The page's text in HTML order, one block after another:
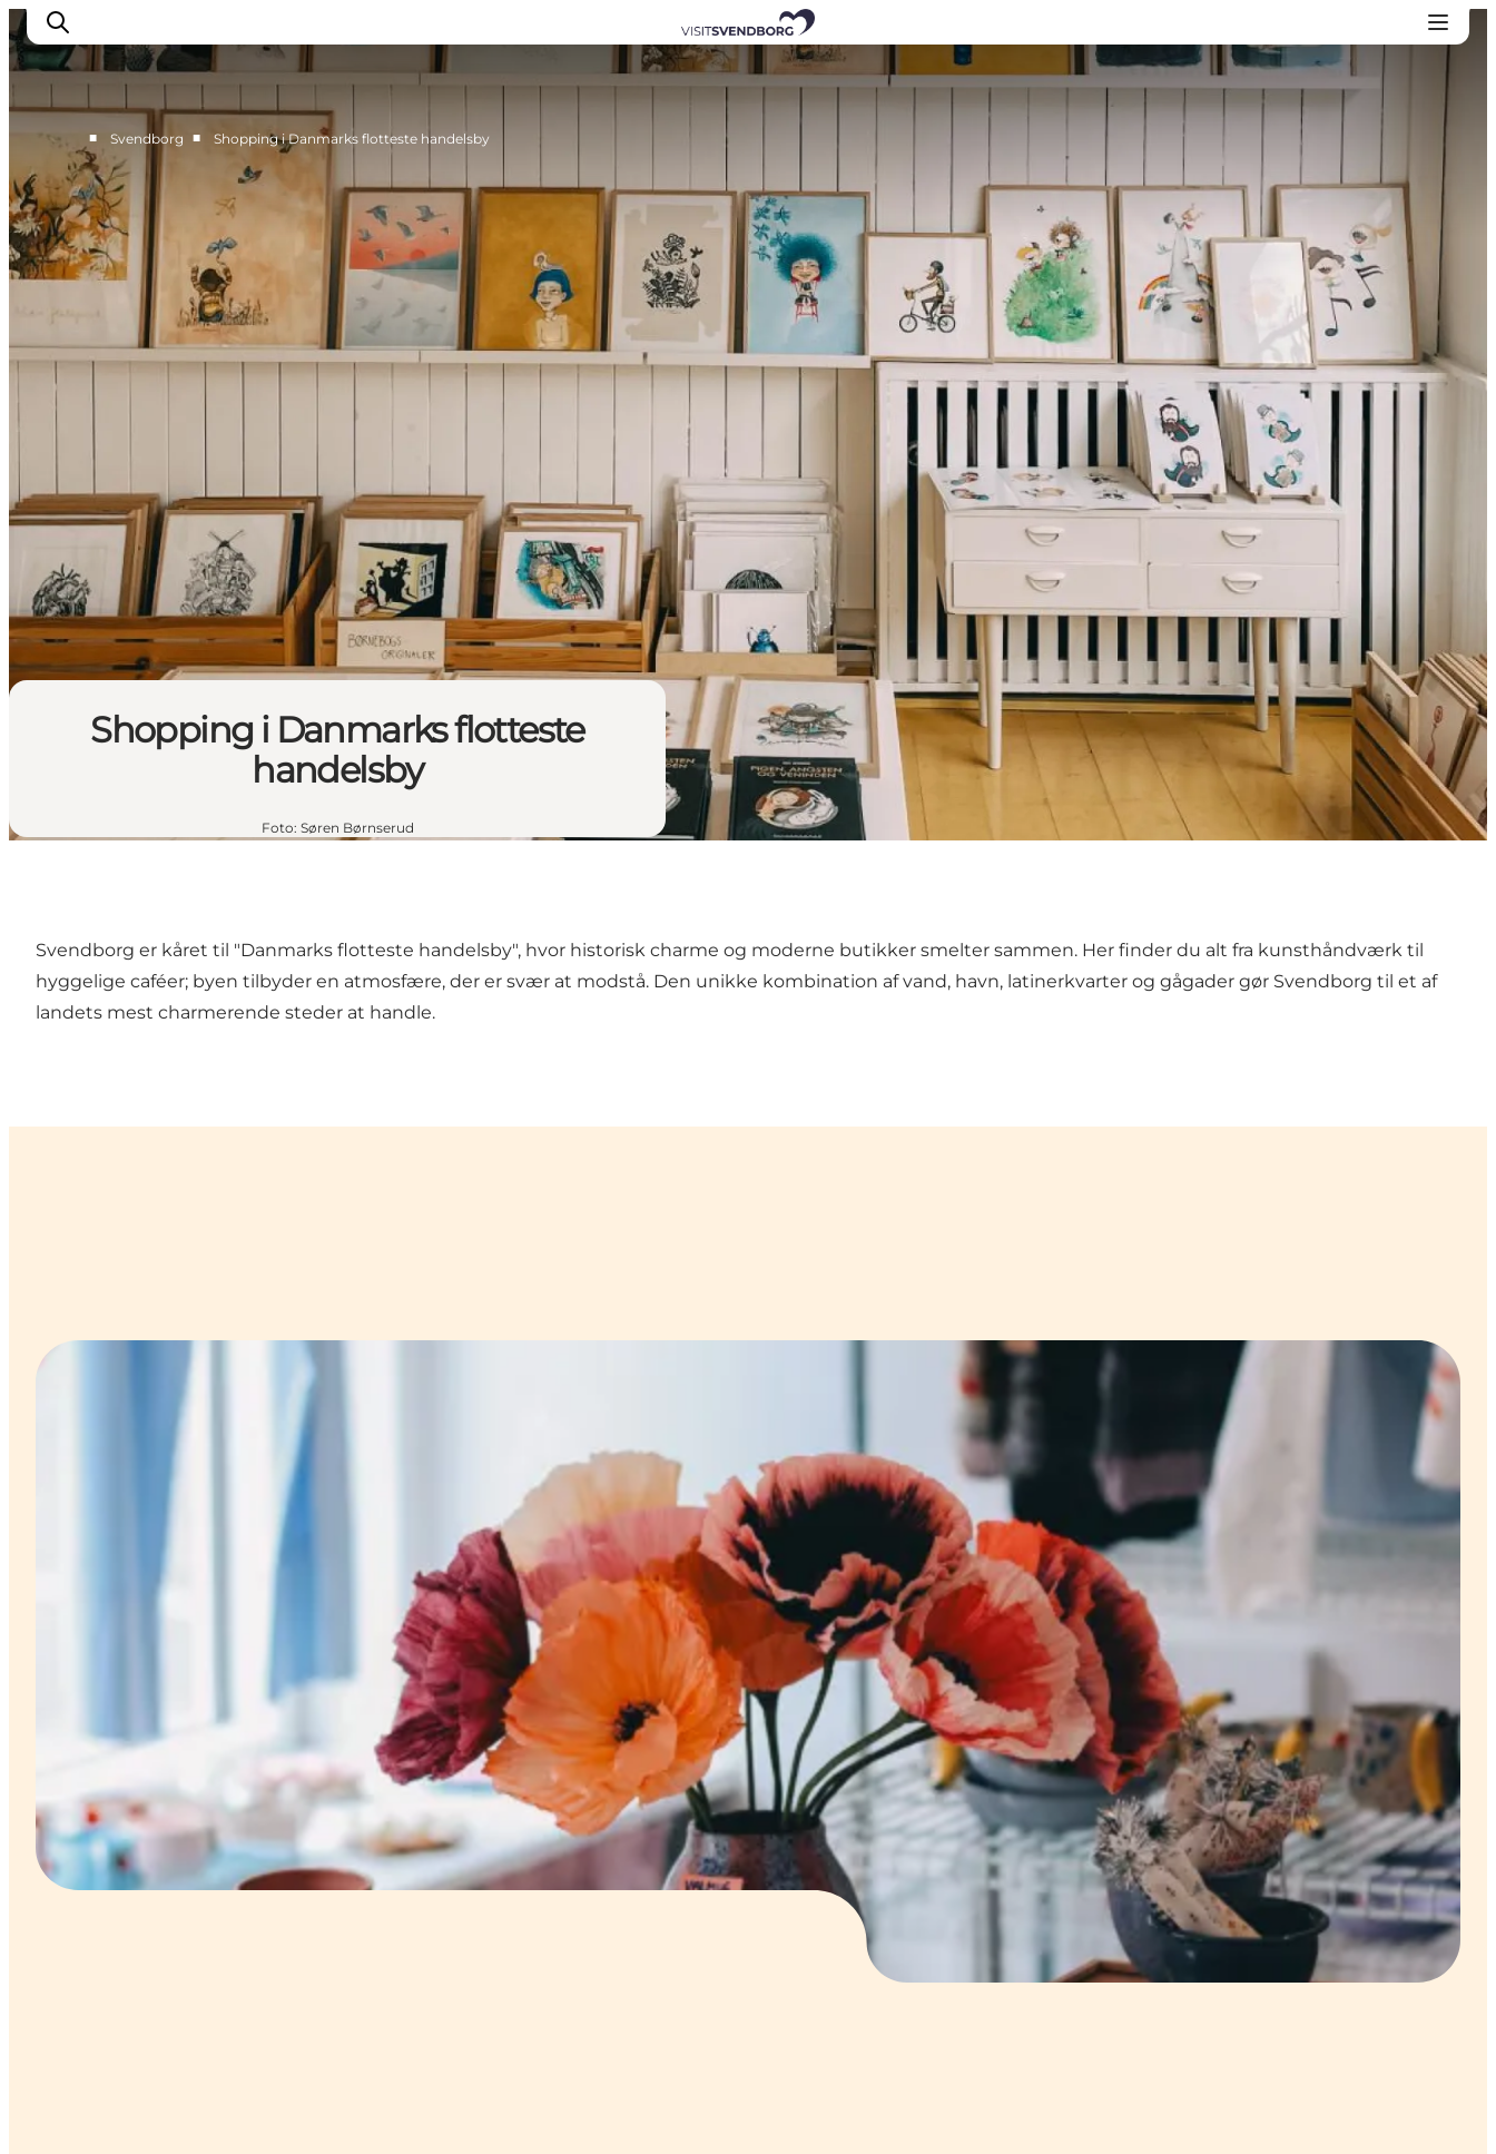
Oplev kultur & natur
Det sker i Svendborg
Spis og drik
handelsbyen Svendborg
Overnatning
Planlæg din tur
■ Svendborg ■ Shopping i Danmarks flotteste handelsby
Shopping i Danmarks flotteste
handelsby
Foto: Søren Børnserud
Svendborg er kåret til "Danmarks flotteste handelsby", hvor historisk charme og moderne butikker smelter sammen. Her finder du alt fra kunsthåndværk til
hyggelige caféer; byen tilbyder en atmosfære, der er svær at modstå. Den unikke kombination af vand, havn, latinerkvarter og gågader gør Svendborg til et af
landets mest charmerende steder at handle.